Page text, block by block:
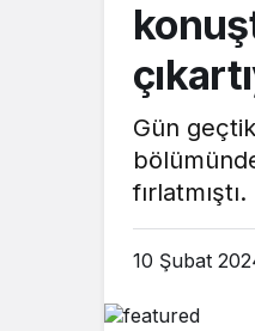
Gün
10 Şubat